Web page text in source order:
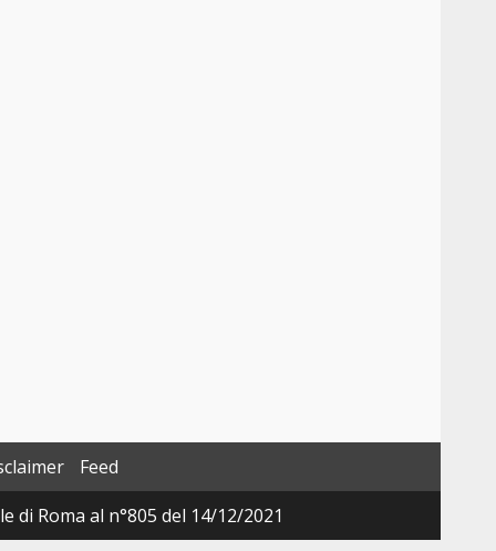
Feed
Roma al n°805 del 14/12/2021